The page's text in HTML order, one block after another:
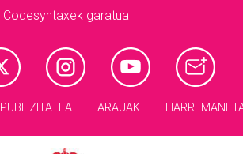
Codesyntaxek garatua
PUBLIZITATEA ARAUAK